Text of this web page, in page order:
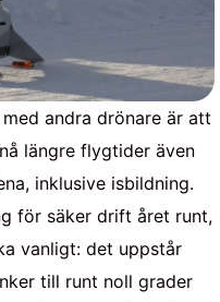
andra drönare är att
längre flygtider även
inklusive isbildning.
för säker drift året runt,
vanligt: ​​det uppstår
till runt noll grader